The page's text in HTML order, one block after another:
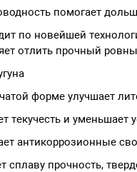
помогает
по новейшей
отлить прочный
форме улучшает
текучесть и уменьшает
антикоррозионные
сплаву прочность,